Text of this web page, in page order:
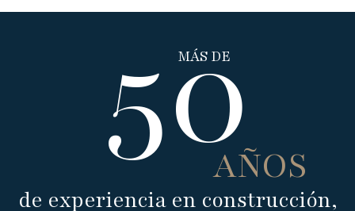
MÁS DE
50AÑOS
de experiencia en construcción,